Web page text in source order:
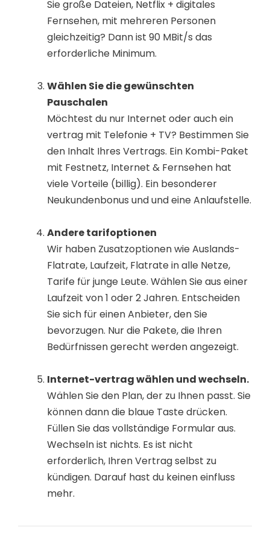
Sie große Dateien, Netflix + digitales
Fernsehen, mit mehreren Personen
gleichzeitig? Dann ist 90 MBit/s das
erforderliche Minimum.
Wählen Sie die gewünschten
Pauschalen
Möchtest du nur Internet oder auch ein
vertrag mit Telefonie + TV? Bestimmen Sie
den Inhalt Ihres Vertrags. Ein Kombi-Paket
mit Festnetz, Internet & Fernsehen hat
viele Vorteile (billig). Ein besonderer
Neukundenbonus und und eine Anlaufstelle.
Andere tarifoptionen
Wir haben Zusatzoptionen wie Auslands-
Flatrate, Laufzeit, Flatrate in alle Netze,
Tarife für junge Leute. Wählen Sie aus einer
Laufzeit von 1 oder 2 Jahren. Entscheiden
Sie sich für einen Anbieter, den Sie
bevorzugen. Nur die Pakete, die Ihren
Bedürfnissen gerecht werden angezeigt.
Internet-vertrag wählen und wechseln.
Wählen Sie den Plan, der zu Ihnen passt. Sie
können dann die blaue Taste drücken.
Füllen Sie das vollständige Formular aus.
Wechseln ist nichts. Es ist nicht
erforderlich, Ihren Vertrag selbst zu
kündigen. Darauf hast du keinen einfluss
mehr.